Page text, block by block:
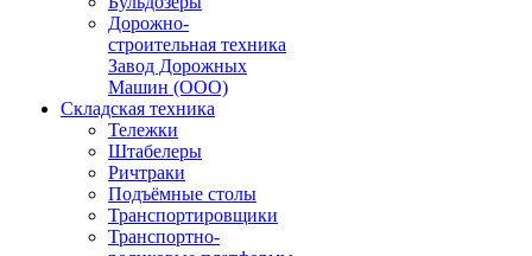
Дорожно-
строительная техника
Завод Дорожных
Машин (ООО)
Складская техника
Тележки
Штабелеры
Ричтраки
Подъёмные столы
Транспортировщики
Транспортно-